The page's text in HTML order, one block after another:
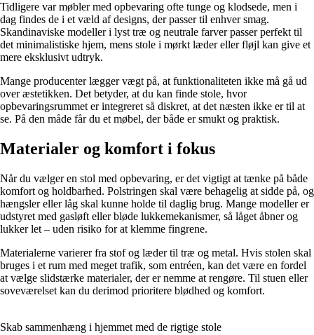
Tidligere var møbler med opbevaring ofte tunge og klodsede, men i
dag findes de i et væld af designs, der passer til enhver smag.
Skandinaviske modeller i lyst træ og neutrale farver passer perfekt til
det minimalistiske hjem, mens stole i mørkt læder eller fløjl kan give et
mere eksklusivt udtryk.
Mange producenter lægger vægt på, at funktionaliteten ikke må gå ud
over æstetikken. Det betyder, at du kan finde stole, hvor
opbevaringsrummet er integreret så diskret, at det næsten ikke er til at
se. På den måde får du et møbel, der både er smukt og praktisk.
Materialer og komfort i fokus
Når du vælger en stol med opbevaring, er det vigtigt at tænke på både
komfort og holdbarhed. Polstringen skal være behagelig at sidde på, og
hængsler eller låg skal kunne holde til daglig brug. Mange modeller er
udstyret med gasløft eller bløde lukkemekanismer, så låget åbner og
lukker let – uden risiko for at klemme fingrene.
Materialerne varierer fra stof og læder til træ og metal. Hvis stolen skal
bruges i et rum med meget trafik, som entréen, kan det være en fordel
at vælge slidstærke materialer, der er nemme at rengøre. Til stuen eller
soveværelset kan du derimod prioritere blødhed og komfort.
Skab sammenhæng i hjemmet med de rigtige stole